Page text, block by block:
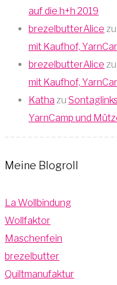
auf die h+h 2019
brezelbutterAlice zu
mit Kaufhof,
brezelbutterAlice zu
mit Kaufhof,
Katha zu
YarnCamp und
Meine Blogroll
La Wollbindung
Wollfaktor
Maschenfein
brezelbutter
Quiltmanufaktur